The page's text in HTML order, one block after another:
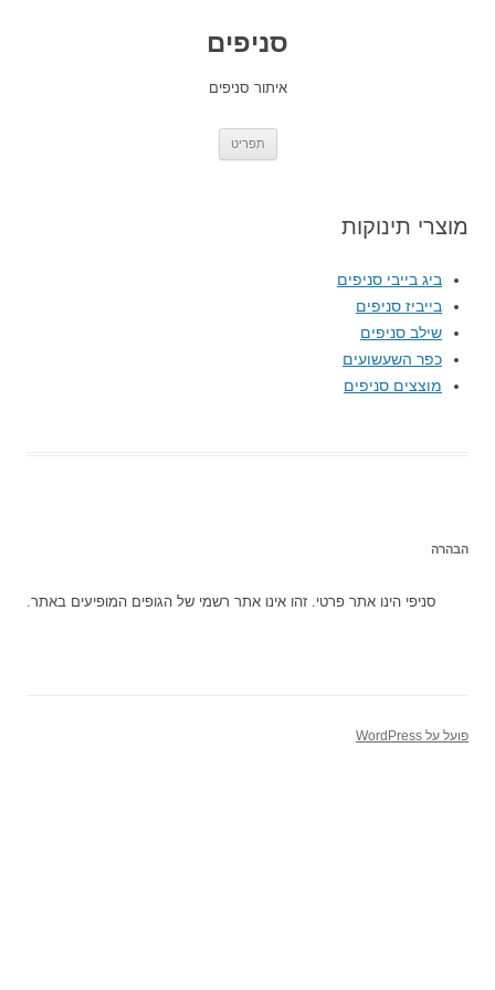
סניפים
איתור סניפים
תפריט
מוצרי תינוקות
ביג בייבי סניפים
בייביז סניפים
שילב סניפים
כפר השעשועים
מוצצים סניפים
הבהרה
סניפי הינו אתר פרטי. זהו אינו אתר רשמי של הגופים המופיעים באתר.
פועל על WordPress